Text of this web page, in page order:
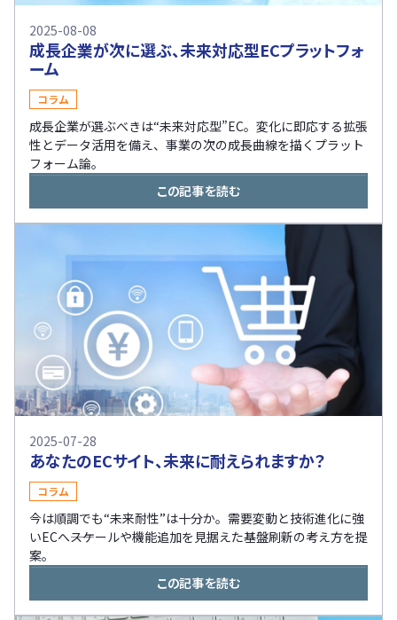
2025-08-08
成長企業が次に選ぶ、未来対応型ECプラットフォ
ーム
コラム
成長企業が選ぶべきは“未来対応型”EC。変化に即応する拡張
性とデータ活用を備え、事業の次の成長曲線を描くプラット
フォーム論。
この記事を読む
2025-07-28
あなたのECサイト、未来に耐えられますか？
コラム
今は順調でも“未来耐性”は十分か。需要変動と技術進化に強
いECへ――スケールや機能追加を見据えた基盤刷新の考え方を提
案。
この記事を読む